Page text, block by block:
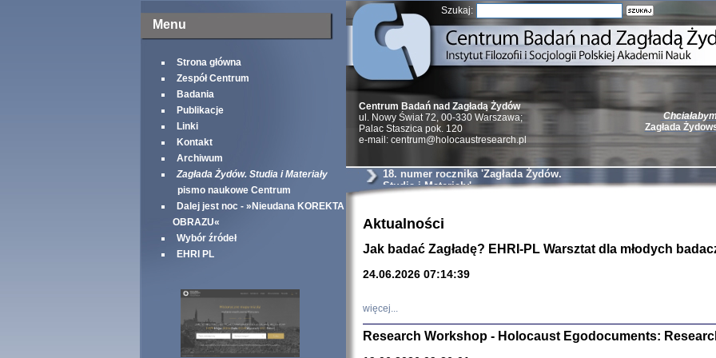
Menu
Strona główna
Zespół Centrum
Badania
Publikacje
Linki
Kontakt
Archiwum
Zagłada Żydów. Studia i Materiały
pismo naukowe Centrum
Dalej jest noc - »Nieudana KOREKTA
OBRAZU«
Wybór źródeł
EHRI PL
Szukaj:
Zagłada
Natalia Aleksiun,
Deborah Dash
Turski, Laurence
Centrum Badań nad Zagładą Żydów
ul. Nowy Świat 72, 00-330 Warszawa;
Palac Staszica pok. 120
e-mail: centrum@holocaustresearch.pl
18. numer rocznika 'Zagłada Żydów.
Studia i Materiały'
Aktualności
Jak badać Zagładę? EHRI-PL Warsztat dla młodych
24.06.2026 07:14:39
więcej...
Research Workshop - Holocaust Egodocuments: